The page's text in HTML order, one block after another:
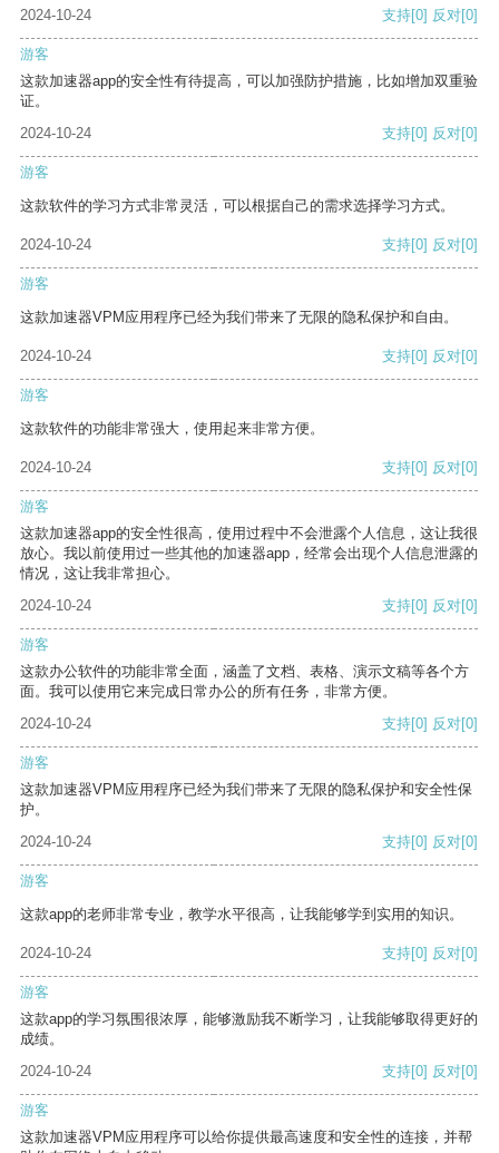
2024-10-24
支持[0] 反对[0]
游客
这款加速器app的安全性有待提高，可以加强防护措施，比如增加双重验
证。
2024-10-24
支持[0] 反对[0]
游客
这款软件的学习方式非常灵活，可以根据自己的需求选择学习方式。
2024-10-24 支持[0] 反对[0]
游客
这款加速器VPM应用程序已经为我们带来了无限的隐私保护和自由。
2024-10-24 支持[0] 反对[0]
游客
这款软件的功能非常强大，使用起来非常方便。
2024-10-24 支持[0] 反对[0]
游客
这款加速器app的安全性很高，使用过程中不会泄露个人信息，这让我很
放心。我以前使用过一些其他的加速器app，经常会出现个人信息泄露的
情况，这让我非常担心。
2024-10-24
支持[0] 反对[0]
游客
这款办公软件的功能非常全面，涵盖了文档、表格、演示文稿等各个方
面。我可以使用它来完成日常办公的所有任务，非常方便。
2024-10-24
支持[0] 反对[0]
游客
这款加速器VPM应用程序已经为我们带来了无限的隐私保护和安全性保
护。
2024-10-24
支持[0] 反对[0]
游客
这款app的老师非常专业，教学水平很高，让我能够学到实用的知识。
2024-10-24 支持[0] 反对[0]
游客
这款app的学习氛围很浓厚，能够激励我不断学习，让我能够取得更好的
成绩。
2024-10-24
支持[0] 反对[0]
游客
这款加速器VPM应用程序可以给你提供最高速度和安全性的连接，并帮